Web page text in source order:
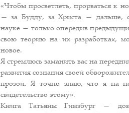
«Чтобы просветлеть, прорваться к
— за Будду, за Христа — дальше,
науке — только опередив
свою теорию на их разработках,
новое.
Я стремлюсь заманить вас на
развития сознания своей
прозой. Я точно знаю, что я на
свидетельство этому».
Книга Татьяны Гинзбург —